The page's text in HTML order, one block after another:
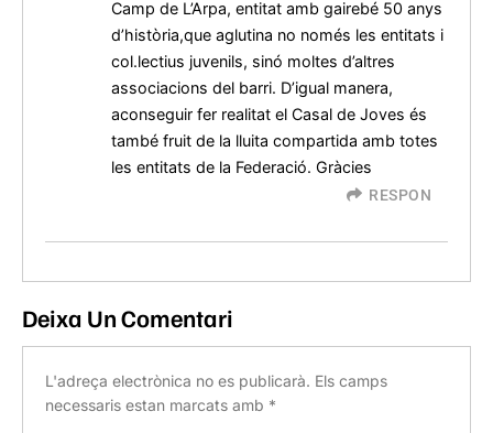
Camp de L’Arpa, entitat amb gairebé 50 anys
d’història,que aglutina no només les entitats i
col.lectius juvenils, sinó moltes d’altres
associacions del barri. D’igual manera,
aconseguir fer realitat el Casal de Joves és
també fruit de la lluita compartida amb totes
les entitats de la Federació. Gràcies
RESPON
Deixa Un Comentari
L'adreça electrònica no es publicarà. Els camps
necessaris estan marcats amb *